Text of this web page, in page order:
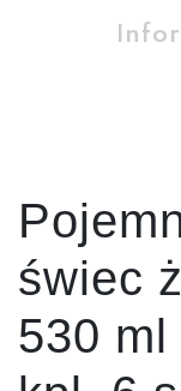
świec
530 ml